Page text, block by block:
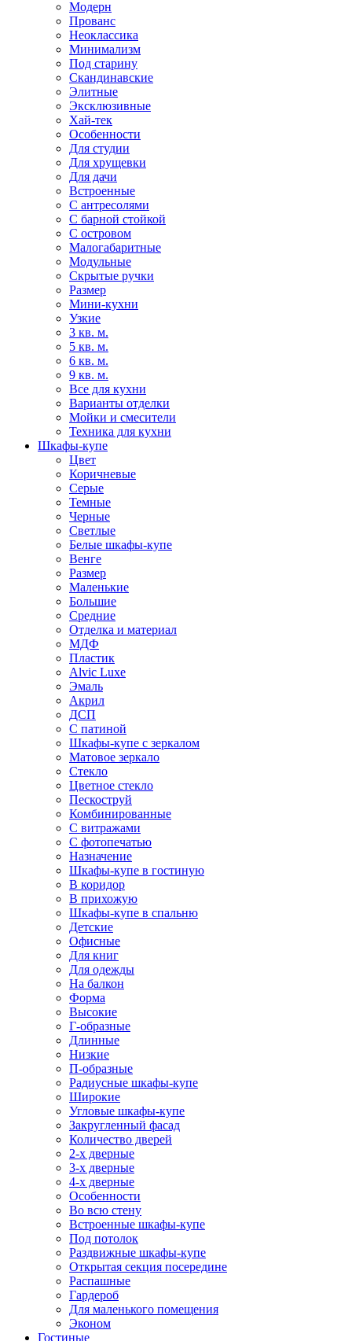
Модерн
Прованс
Неоклассика
Минимализм
Под старину
Скандинавские
Элитные
Эксклюзивные
Хай-тек
Особенности
Для студии
Для хрущевки
Для дачи
Встроенные
С антресолями
С барной стойкой
С островом
Малогабаритные
Модульные
Скрытые ручки
Размер
Мини-кухни
Узкие
3 кв. м.
5 кв. м.
6 кв. м.
9 кв. м.
Все для кухни
Варианты отделки
Мойки и смесители
Техника для кухни
Шкафы-купе
Цвет
Коричневые
Серые
Темные
Черные
Светлые
Белые шкафы-купе
Венге
Размер
Маленькие
Большие
Средние
Отделка и материал
МДФ
Пластик
Alvic Luxe
Эмаль
Акрил
ДСП
С патиной
Шкафы-купе с зеркалом
Матовое зеркало
Стекло
Цветное стекло
Пескоструй
Комбинированные
С витражами
С фотопечатью
Назначение
Шкафы-купе в гостиную
В коридор
В прихожую
Шкафы-купе в спальню
Детские
Офисные
Для книг
Для одежды
На балкон
Форма
Высокие
Г-образные
Длинные
Низкие
П-образные
Радиусные шкафы-купе
Широкие
Угловые шкафы-купе
Закругленный фасад
Количество дверей
2-х дверные
3-х дверные
4-х дверные
Особенности
Во всю стену
Встроенные шкафы-купе
Под потолок
Раздвижные шкафы-купе
Открытая секция посередине
Распашные
Гардероб
Для маленького помещения
Эконом
Гостиные